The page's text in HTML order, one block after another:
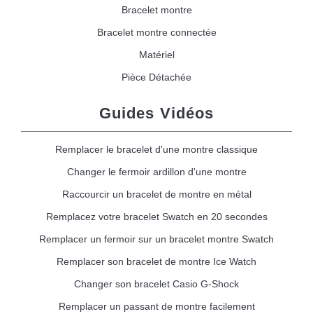
Bracelet montre
Bracelet montre connectée
Matériel
Pièce Détachée
Guides Vidéos
Remplacer le bracelet d'une montre classique
Changer le fermoir ardillon d'une montre
Raccourcir un bracelet de montre en métal
Remplacez votre bracelet Swatch en 20 secondes
Remplacer un fermoir sur un bracelet montre Swatch
Remplacer son bracelet de montre Ice Watch
Changer son bracelet Casio G-Shock
Remplacer un passant de montre facilement